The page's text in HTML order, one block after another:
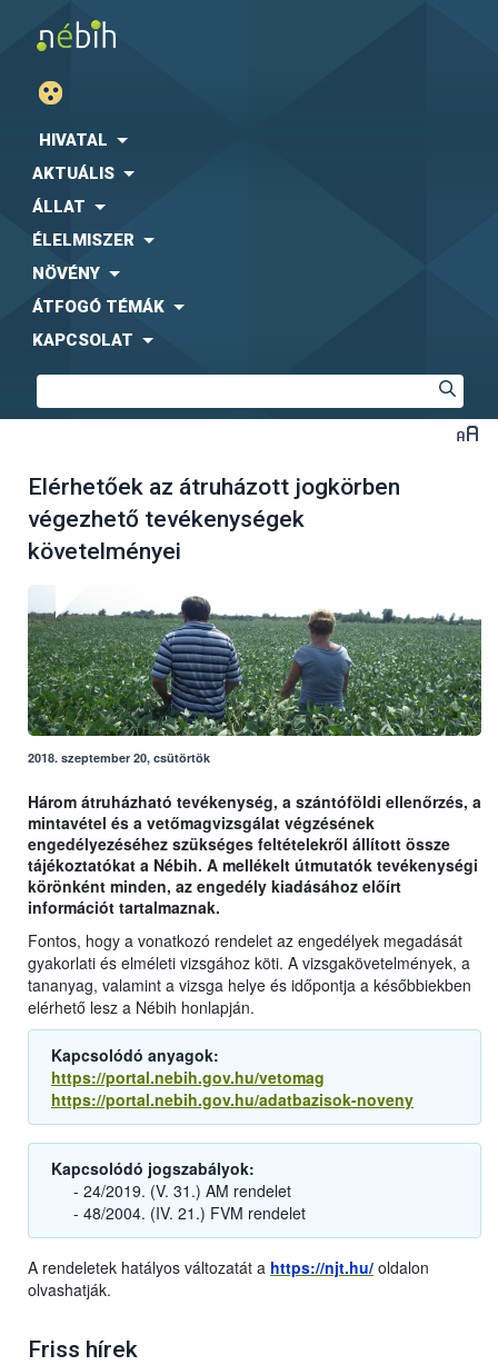
HIVATAL
AKTUÁLIS
ÁLLAT
ÉLELMISZER
NÖVÉNY
ÁTFOGÓ TÉMÁK
KAPCSOLAT
Elérhetőek az átruházott jogkörben
végezhető tevékenységek
követelményei
2018. szeptember 20, csütörtök
Három átruházható tevékenység, a szántóföldi ellenőrzés, a
mintavétel és a vetőmagvizsgálat végzésének
engedélyezéséhez szükséges feltételekről állított össze
tájékoztatókat a Nébih. A mellékelt útmutatók tevékenységi
körönként minden, az engedély kiadásához előírt
információt tartalmaznak.
Fontos, hogy a vonatkozó rendelet az engedélyek megadását
gyakorlati és elméleti vizsgához köti. A vizsgakövetelmények, a
tananyag, valamint a vizsga helye és időpontja a későbbiekben
elérhető lesz a Nébih honlapján.
Kapcsolódó anyagok:
https://portal.nebih.gov.hu/vetomag
https://portal.nebih.gov.hu/adatbazisok-noveny
Kapcsolódó jogszabályok:
- 24/2019. (V. 31.) AM rendelet
- 48/2004. (IV. 21.) FVM rendelet
A rendeletek hatályos változatát a https://njt.hu/ oldalon
olvashatják.
Friss hírek